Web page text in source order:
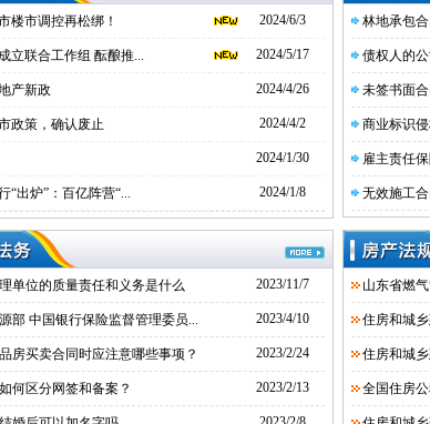
楼市调控再松绑！ 2024/6/3
立联合工作组 酝酿推... 2024/5/17
产新政 2024/4/26
政策，确认废止 2024/4/2
2024/1/30
“出炉”：百亿阵营“... 2024/1/8
林地承包
债权人的
未签书面
商业标识
雇主责任
无效施工
单位的质量责任和义务是什么 2023/11/7
部 中国银行保险监督管理委员... 2023/4/10
房买卖合同时应注意哪些事项？ 2023/2/24
何区分网签和备案？ 2023/2/13
山东省燃
住房和城
住房和城
全国住房
流信息宣传先进单位 2017.12《泰安律师网》优秀论文选送先进单位